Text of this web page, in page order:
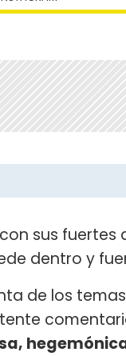
sus fuertes
dentro y
de los